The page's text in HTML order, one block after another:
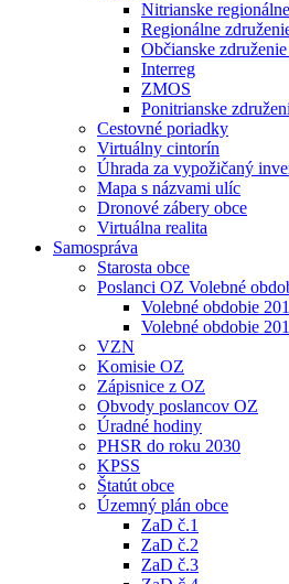
Nitrianske
Regionálne
Občianske
Interreg
ZMOS
Ponitrianske
Cestovné poriadky
Virtuálny cintorín
Úhrada za vypožičaný
Mapa s názvami ulíc
Dronové zábery obce
Virtuálna realita
Samospráva
Starosta obce
Poslanci OZ Volebné
Volebné obdobie
Volebné obdobie
VZN
Komisie OZ
Zápisnice z OZ
Obvody poslancov OZ
Úradné hodiny
PHSR do roku 2030
KPSS
Štatút obce
Územný plán obce
ZaD č.1
ZaD č.2
ZaD č.3